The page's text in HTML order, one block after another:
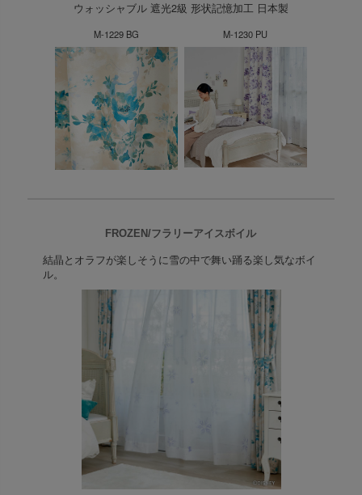
ウォッシャブル 遮光2級 形状記憶加工 日本製
M-1229 BG M-1230 PU
FROZEN/フラリーアイスボイル
結晶とオラフが楽しそうに雪の中で舞い踊る楽し気なボイ
ル。